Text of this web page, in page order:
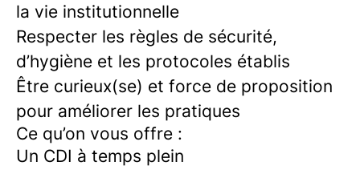
la vie institutionnelle
Respecter les règles de sécurité,
d’hygiène et les protocoles établis
Être curieux(se) et force de proposition
pour améliorer les pratiques
Ce qu’on vous offre :
Un CDI à temps plein